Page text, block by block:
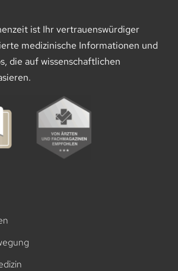
ist Ihr vertrauenswürdiger
medizinische Informationen und
die auf wissenschaftlichen